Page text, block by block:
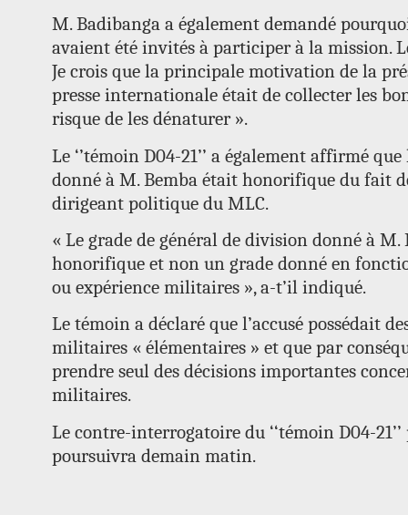
M. Badibanga a également demandé
avaient été invités à participer à la mission.
Je crois que la principale motivation de la
presse internationale était de collecter les
risque de les dénaturer ».
Le ‘’témoin D04-21’’ a également affirmé
donné à M. Bemba était honorifique du fait
dirigeant politique du MLC.
« Le grade de général de division donné à M.
honorifique et non un grade donné en
ou expérience militaires », a-t’il indiqué.
Le témoin a déclaré que l’accusé possédait
militaires « élémentaires » et que par
prendre seul des décisions importantes
militaires.
Le contre-interrogatoire du ‘‘témoin D04-
poursuivra demain matin.